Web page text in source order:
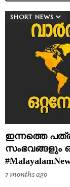
SHORT NEWS
ഇന്നത്തെ
സംഭവങ്ങളും
7 months ago